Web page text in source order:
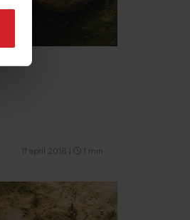
11 april 2016 1 min